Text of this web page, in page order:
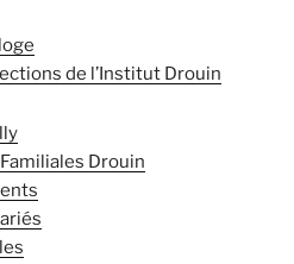
de l’Institut Drouin
Drouin